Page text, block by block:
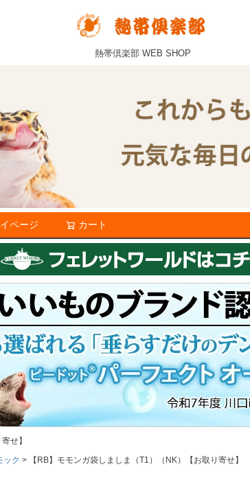
熱帯倶楽部 WEB SHOP
ページ カート
せ】
ック 【RB】モモンガ袋しましま（T1）（NK）【お取り寄せ】